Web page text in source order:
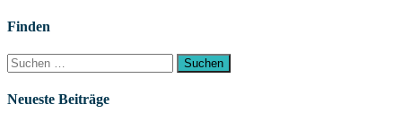
Finden
Suchen
nach:
Neueste Beiträge